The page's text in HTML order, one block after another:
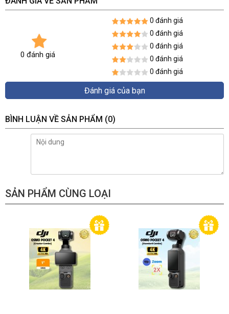
0 đánh giá
0 đánh giá
0 đánh giá
0 đánh giá
0 đánh giá
0 đánh giá
Đánh giá của bạn
BÌNH LUẬN VỀ SẢN PHẨM (0)
SẢN PHẨM CÙNG LOẠI